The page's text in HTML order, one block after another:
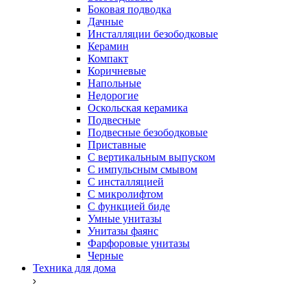
Боковая подводка
Дачные
Инсталляции безободковые
Керамин
Компакт
Коричневые
Напольные
Недорогие
Оскольская керамика
Подвесные
Подвесные безободковые
Приставные
С вертикальным выпуском
С импульсным смывом
С инсталляцией
С микролифтом
С функцией биде
Умные унитазы
Унитазы фаянс
Фарфоровые унитазы
Черные
Техника для дома